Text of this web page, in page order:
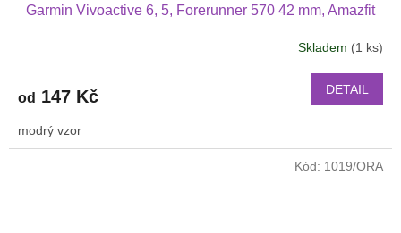
Garmin Vivoactive 6, 5, Forerunner 570 42 mm, Amazfit
Skladem (1 ks)
od 147 Kč DETAIL
modrý vzor
Kód: 1019/ORA